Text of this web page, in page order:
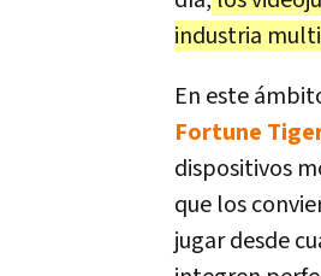
industria
En este
Fortune Tiger
dispositivos
que los
jugar desde